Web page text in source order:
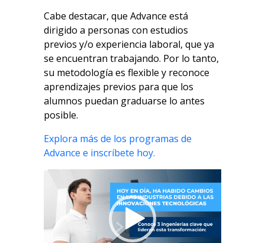
Cabe destacar, que Advance está
dirigido a personas con estudios
previos y/o experiencia laboral, que ya
se encuentran trabajando. Por lo tanto,
su metodología es flexible y reconoce
aprendizajes previos para que los
alumnos puedan graduarse lo antes
posible.
Explora más de los programas de
Advance e inscríbete hoy.
Reproductor